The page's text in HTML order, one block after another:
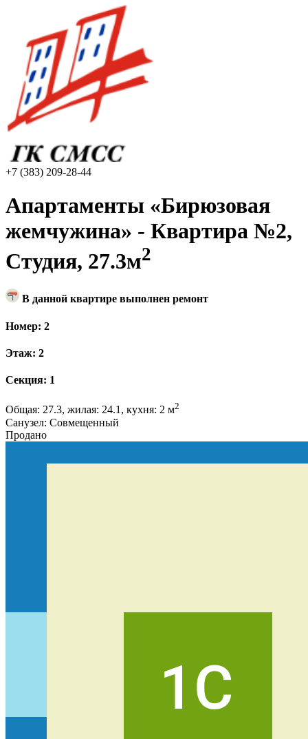
+7 (383) 209-28-44
Апартаменты «Бирюзовая
жемчужина» - Квартира №2,
Студия, 27.3м2
В данной квартире выполнен ремонт
Номер: 2
Этаж: 2
Секция: 1
Общая: 27.3, жилая: 24.1, кухня: 2 м2
Санузел: Совмещенный
Продано